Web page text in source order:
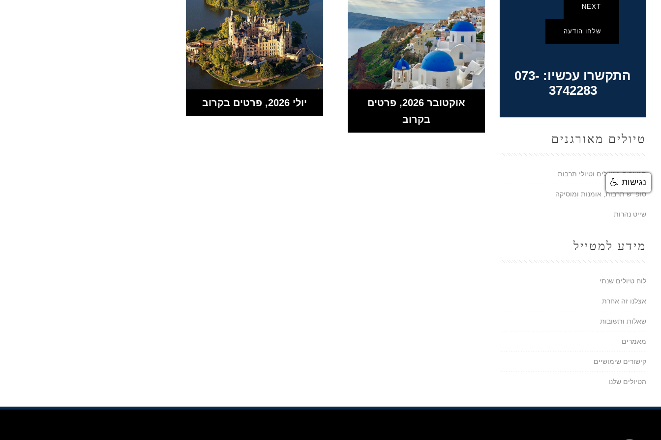
אוקטובר 2026, פרטים
בקרוב
יולי 2026, פרטים בקרוב
NEXT
שלחו הודעה
התקשרו עכשיו: 073-
3742283
טיולים מאורגנים
סמינרים מטיילים וטיולי תרבות
סופ״ש תרבות, אומנות ומוסיקה
שייט נהרות
מידע למטייל
לוח טיולים שנתי
אצלנו זה אחרת
שאלות ותשובות
מאמרים
קישורים שימושיים
הטיולים שלנו
נגישות